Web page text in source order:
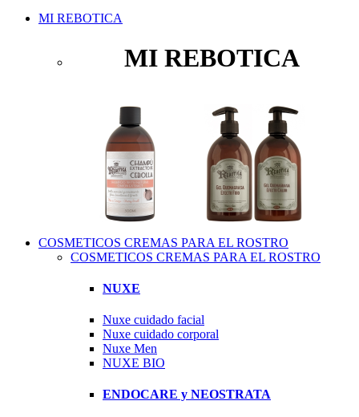
MI REBOTICA
MI REBOTICA
COSMETICOS CREMAS PARA EL ROSTRO
COSMETICOS CREMAS PARA EL ROSTRO
NUXE
Nuxe cuidado facial
Nuxe cuidado corporal
Nuxe Men
NUXE BIO
ENDOCARE y NEOSTRATA